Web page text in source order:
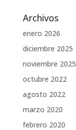
Archivos
enero 2026
diciembre 2025
noviembre 2025
octubre 2022
agosto 2022
marzo 2020
febrero 2020